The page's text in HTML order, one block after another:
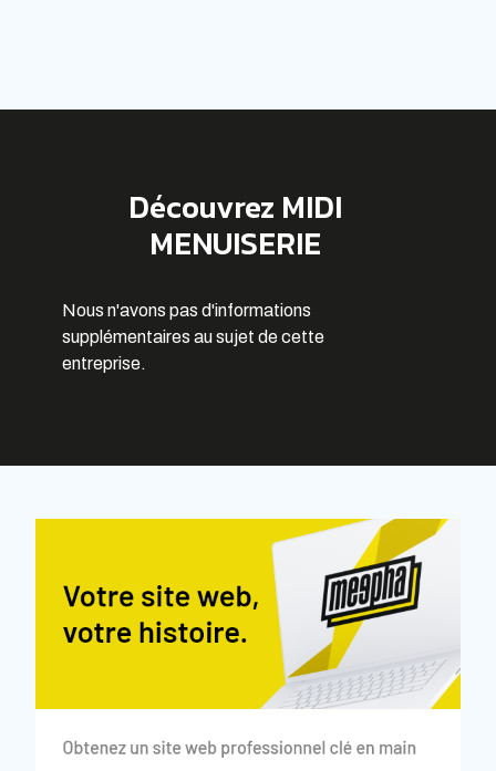
Découvrez MIDI
MENUISERIE
Nous n'avons pas d'informations
supplémentaires au sujet de cette
entreprise.